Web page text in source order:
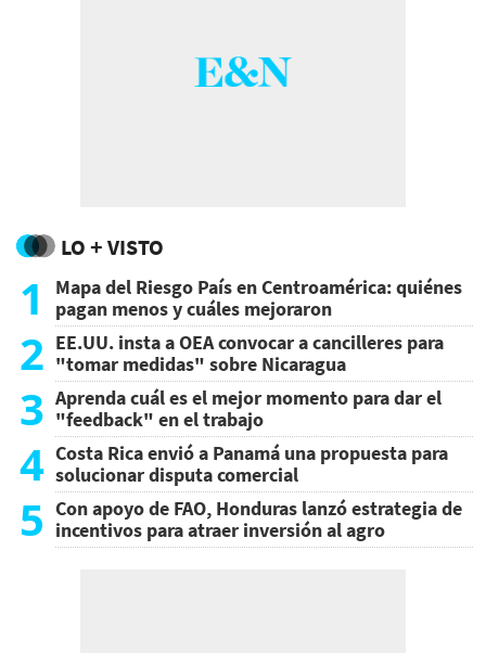
LO + VISTO
1
Mapa del Riesgo País en Centroamérica: quiénes
pagan menos y cuáles mejoraron
2 EE.UU. insta a OEA convocar a cancilleres para
"tomar medidas" sobre Nicaragua
3 Aprenda cuál es el mejor momento para dar el
"feedback" en el trabajo
4 Costa Rica envió a Panamá una propuesta para
solucionar disputa comercial
5 Con apoyo de FAO, Honduras lanzó estrategia de
incentivos para atraer inversión al agro